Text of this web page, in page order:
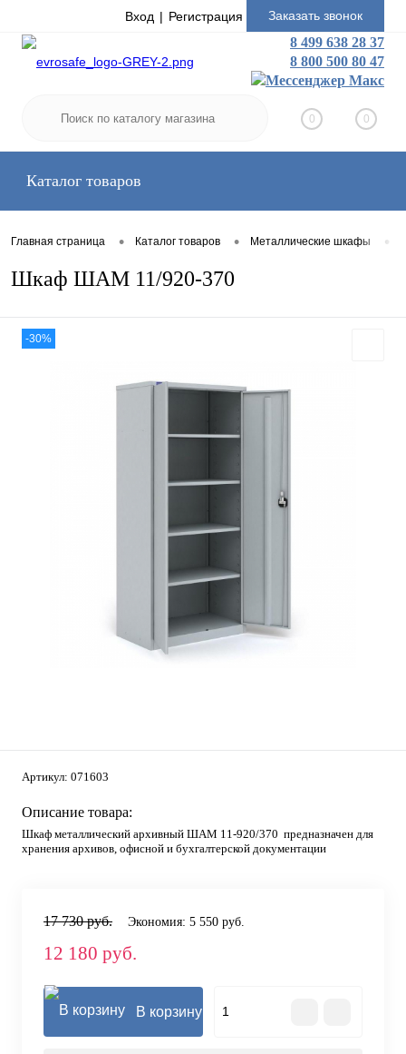
Вход Регистрация Заказать звонок
8 499 638 28 37
8 800 500 80 47
0 0
Каталог товаров
Главная страница • Каталог товаров • Металлические шкафы •
Шкаф ШАМ 11/920-370
-30%
Артикул: 071603
Описание товара:
Шкаф металлический архивный ШАМ 11-920/370 предназначен для
хранения архивов, офисной и бухгалтерской документации
17 730 руб. Экономия: 5 550 руб.
12 180 руб.
В корзину